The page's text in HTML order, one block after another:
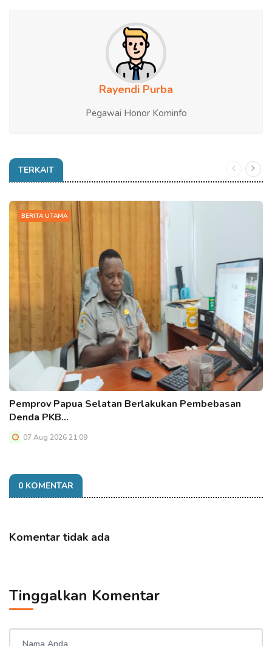
Rayendi Purba
Pegawai Honor Kominfo
TERKAIT
BERITA UTAMA
Pemprov Papua Selatan Berlakukan Pembebasan
Denda PKB…
07 Aug 2026 21:09
0 KOMENTAR
Komentar tidak ada
Tinggalkan Komentar